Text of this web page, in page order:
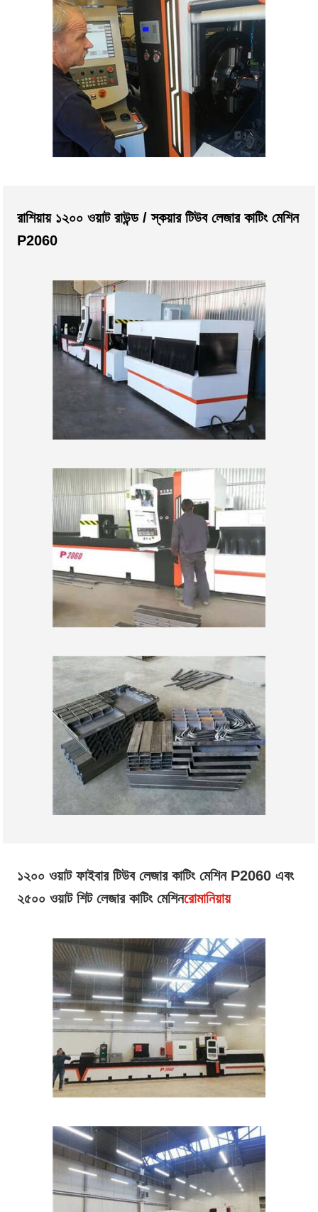
রাশিয়ায় ১২০০ ওয়াট রাউন্ড / স্কয়ার টিউব লেজার কাটিং মেশিন
P2060
১২০০ ওয়াট ফাইবার টিউব লেজার কাটিং মেশিন P2060 এবং
২৫০০ ওয়াট শিট লেজার কাটিং মেশিনরোমানিয়ায়